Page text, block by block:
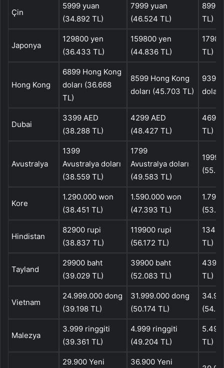
Çin
5999 yuan
(34.892 TL)
7999 yuan
(46.524 TL)
8999
TL)
Japonya
129800 yen
(36.433 TL)
159800 yen
(44.836 TL)
TL)
Hong Kong
6899 Hong Kong
doları (36.668
TL)
8599 Hong Kong
doları (45.703 TL)
9399
Dubai
3399 AED
(38.288 TL)
4299 AED
(48.427 TL)
4699
TL)
Avustralya
1399
Avustralya doları
(38.559 TL)
1799
Avustralya doları
(49.583 TL)
1999
Kore
1.290.000 won
(38.451 TL)
1.590.000 won
(47.393 TL)
Hindistan
82900 rupi
(38.837 TL)
119900 rupi
(56.172 TL)
TL)
Tayland
29900 baht
(39.029 TL)
39900 baht
(52.083 TL)
TL)
Vietnam
24.999.000 dong
(39.198 TL)
31.999.000 dong
(50.174 TL)
Malezya
3.999 ringgiti
(39.361 TL)
4.999 ringgiti
(49.204 TL)
TL)
29.900 Yeni 36.900 Yeni